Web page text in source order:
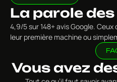
La parole
4,9/5 sur 148+ avis Google.
leur première machine ou
Vous avez